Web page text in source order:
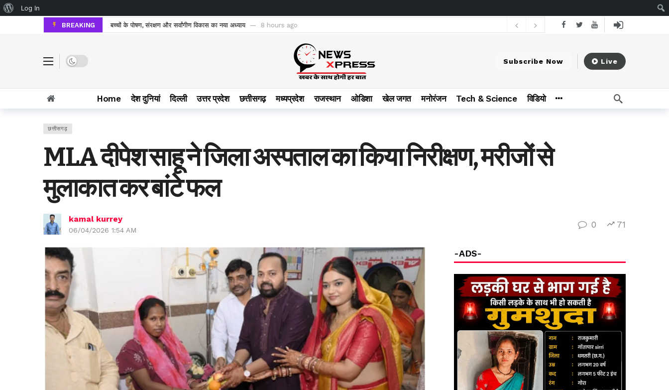
About WordPress
Log In
BREAKING बच्चों की मूलभूत आवश्यकता को प्राथमिकता देते हुए विद्यालयों में पेयजल व्यवस्था सुदृढ़, शिक्षा के साथ स्वास्थ्य सुरक्षा का भी सशक्त अभियान 15 वर्षों से बाबा बैजनाथ धाम यात्रा कर रहे महासमुंद आर्थिक
Dark mode Subscribe Now Live
Home देश दुनियां दिल्ली उत्तर प्रदेश छत्तीसगढ़ मध्यप्रदेश राजस्थान ओडिशा खेल जगत मनोरंजन Tech & Science विडियो
छत्तीसगढ़
MLA दीपेश साहू ने जिला अस्पताल का किया निरीक्षण, मरीजों से
मुलाकात कर बांटे फल
kamal kurrey
06/04/2026 1:54 AM
0 71
-ADS-